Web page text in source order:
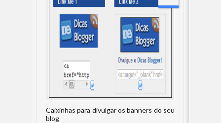
Caixinhas para divulgar os banners do seu
blog